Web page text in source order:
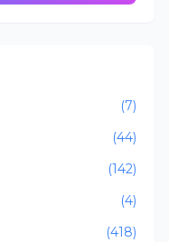
(7)
(44)
(142)
(4)
(418)